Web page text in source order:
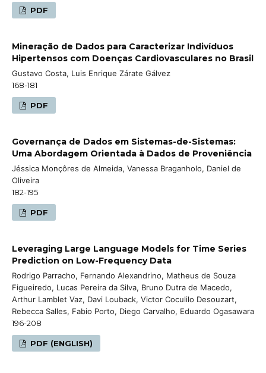
PDF
Mineração de Dados para Caracterizar Indivíduos
Hipertensos com Doenças Cardiovasculares no Brasil
Gustavo Costa, Luis Enrique Zárate Gálvez
168-181
PDF
Governança de Dados em Sistemas-de-Sistemas:
Uma Abordagem Orientada à Dados de Proveniência
Jéssica Monçôres de Almeida, Vanessa Braganholo, Daniel de
Oliveira
182-195
PDF
Leveraging Large Language Models for Time Series
Prediction on Low-Frequency Data
Rodrigo Parracho, Fernando Alexandrino, Matheus de Souza
Figueiredo, Lucas Pereira da Silva, Bruno Dutra de Macedo,
Arthur Lamblet Vaz, Davi Louback, Victor Coculilo Desouzart,
Rebecca Salles, Fabio Porto, Diego Carvalho, Eduardo Ogasawara
196-208
PDF (ENGLISH)